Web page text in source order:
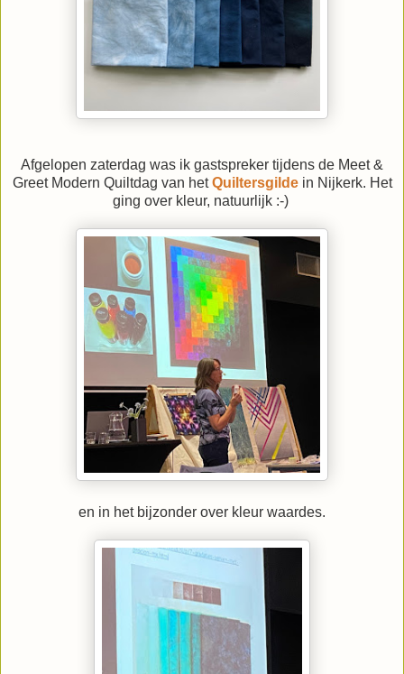
Afgelopen zaterdag was ik gastspreker tijdens de Meet &
Greet Modern Quiltdag van hetQuiltersgildein Nijkerk. Het
ging over kleur, natuurlijk :-)
en in het bijzonder over kleur waardes.